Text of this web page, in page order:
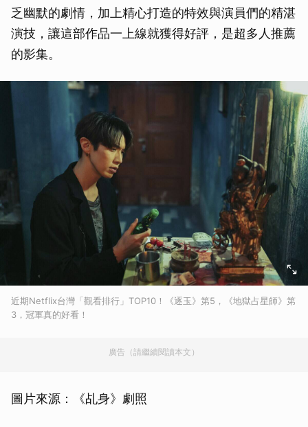
乏幽默的劇情，加上精心打造的特效與演員們的精湛
演技，讓這部作品一上線就獲得好評，是超多人推薦
的影集。
近期Netflix台灣「觀看排行」TOP10！《逐玉》第5，《地獄占星師》第
3，冠軍真的好看！
廣告（請繼續閱讀本文）
圖片來源：《乩身》劇照